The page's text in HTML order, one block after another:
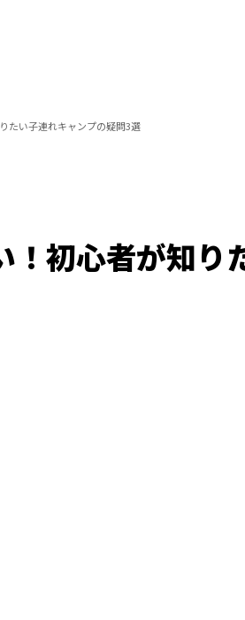
たい子連れキャンプの疑問3選
初心者が知り